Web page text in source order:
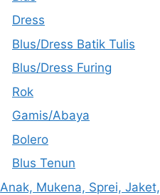
Dress
Blus/Dress Batik Tulis
Blus/Dress Furing
Rok
Gamis/Abaya
Bolero
Blus Tenun
Anak, Mukena, Sprei, Jaket,